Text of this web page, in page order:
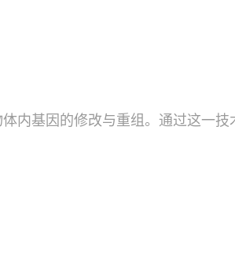
内基因的修改与重组。通过这一